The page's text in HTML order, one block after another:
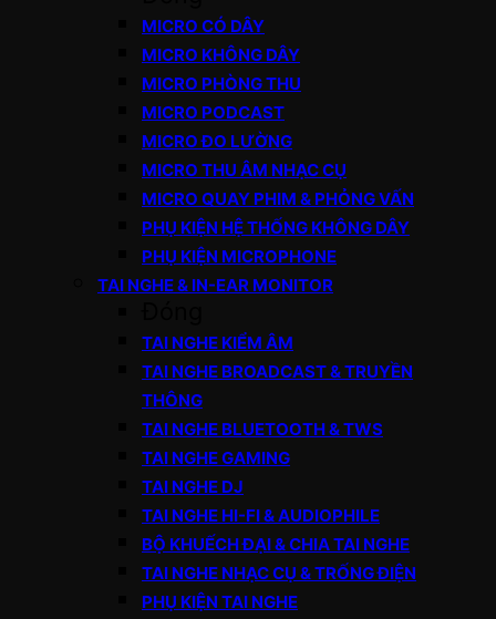
MICRO CÓ DÂY
MICRO KHÔNG DÂY
MICRO PHÒNG THU
MICRO PODCAST
MICRO ĐO LƯỜNG
MICRO THU ÂM NHẠC CỤ
MICRO QUAY PHIM & PHỎNG VẤN
PHỤ KIỆN HỆ THỐNG KHÔNG DÂY
PHỤ KIỆN MICROPHONE
TAI NGHE & IN-EAR MONITOR
TAI NGHE KIỂM ÂM
TAI NGHE BROADCAST & TRUYỀN
THÔNG
TAI NGHE BLUETOOTH & TWS
TAI NGHE GAMING
TAI NGHE DJ
TAI NGHE HI-FI & AUDIOPHILE
BỘ KHUẾCH ĐẠI & CHIA TAI NGHE
TAI NGHE NHẠC CỤ & TRỐNG ĐIỆN
PHỤ KIỆN TAI NGHE